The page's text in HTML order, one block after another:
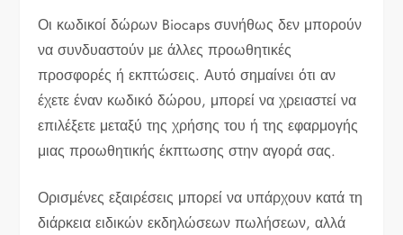
Οι κωδικοί δώρων Biocaps συνήθως δεν μπορούν
να συνδυαστούν με άλλες προωθητικές
προσφορές ή εκπτώσεις. Αυτό σημαίνει ότι αν
έχετε έναν κωδικό δώρου, μπορεί να χρειαστεί να
επιλέξετε μεταξύ της χρήσης του ή της εφαρμογής
μιας προωθητικής έκπτωσης στην αγορά σας.
Ορισμένες εξαιρέσεις μπορεί να υπάρχουν κατά τη
διάρκεια ειδικών εκδηλώσεων πωλήσεων, αλλά